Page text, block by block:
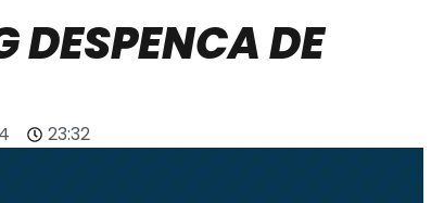
DESPENCA DE
23:32